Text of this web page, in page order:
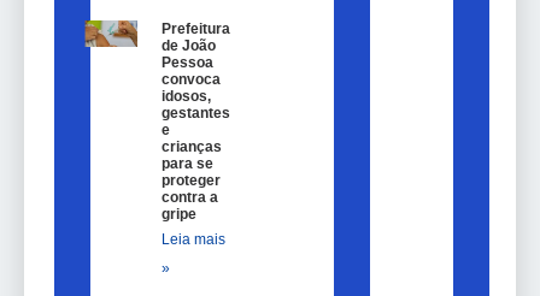
Prefeitura
de João
Pessoa
convoca
idosos,
gestantes
e
crianças
para se
proteger
contra a
gripe
Leia mais
»